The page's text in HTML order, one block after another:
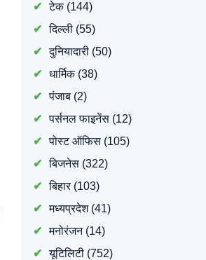
टेक(144)
दिल्ली(55)
दुनियादारी(50)
धार्मिक(38)
पंजाब(2)
पर्सनल फाइनेंस(12)
पोस्ट ऑफिस(105)
बिजनेस(322)
बिहार(103)
मध्यप्रदेश(41)
मनोरंजन(14)
यूटिलिटी(752)